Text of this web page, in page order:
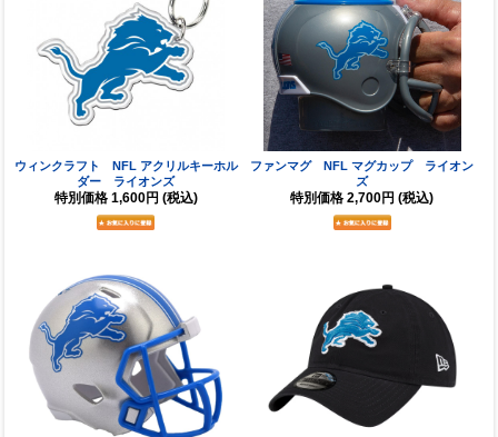
ウィンクラフト NFL アクリルキーホル
ダー ライオンズ
特別価格 1,600円 (税込)
ファンマグ NFL マグカップ ライオン
ズ
特別価格 2,700円 (税込)